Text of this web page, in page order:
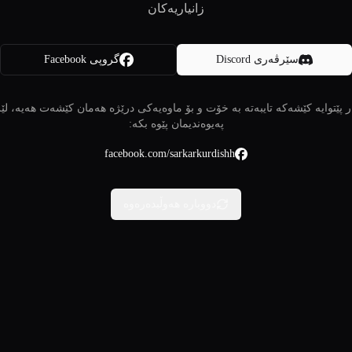
زانیاریەکان
سێرڤەری Discord گروپی Facebook
پێتوایە کێشەکە تایبەتە بە خۆت و بۆ ماوەیەکی درێژە هەمان کێشەت هەیە،
پەیوەندیمان پێوە بکە:
facebook.com/sarkarkurdishh